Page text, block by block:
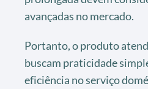
avançadas no mercado.
Portanto, o produto
buscam praticidade
eficiência no serviço